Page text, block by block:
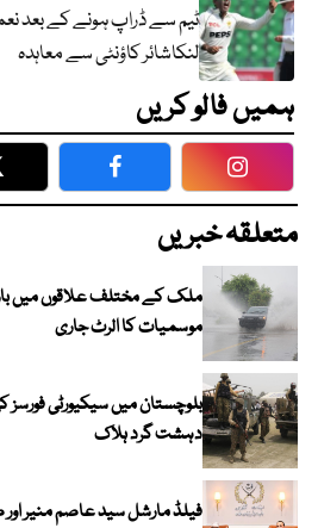
ٹیم سے ڈراپ ہونے کے بعد
لنکاشائر کاؤنٹی سے معاہدہ
ہمیں فالو کریں
Facebook
متعلقہ خبریں
ملک کے مختلف علاقوں میں
موسمیات کا الرٹ جاری
دہشت گرد ہلاک
فیلڈ مارشل سید عاصم منیر